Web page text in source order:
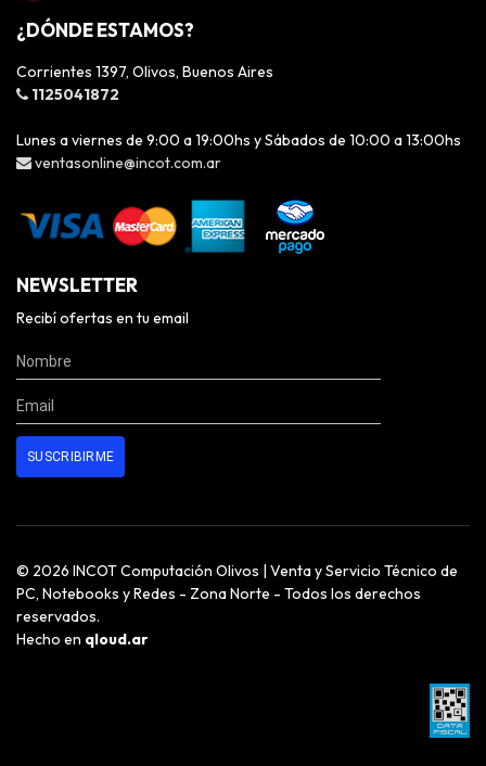
¿DÓNDE ESTAMOS?
Corrientes 1397, Olivos, Buenos Aires
1125041872
Lunes a viernes de 9:00 a 19:00hs y Sábados de 10:00 a 13:00hs
ventasonline@incot.com.ar
NEWSLETTER
Recibí ofertas en tu email
© 2026 INCOT Computación Olivos | Venta y Servicio Técnico de
PC, Notebooks y Redes - Zona Norte - Todos los derechos
reservados.
Hecho en qloud.ar